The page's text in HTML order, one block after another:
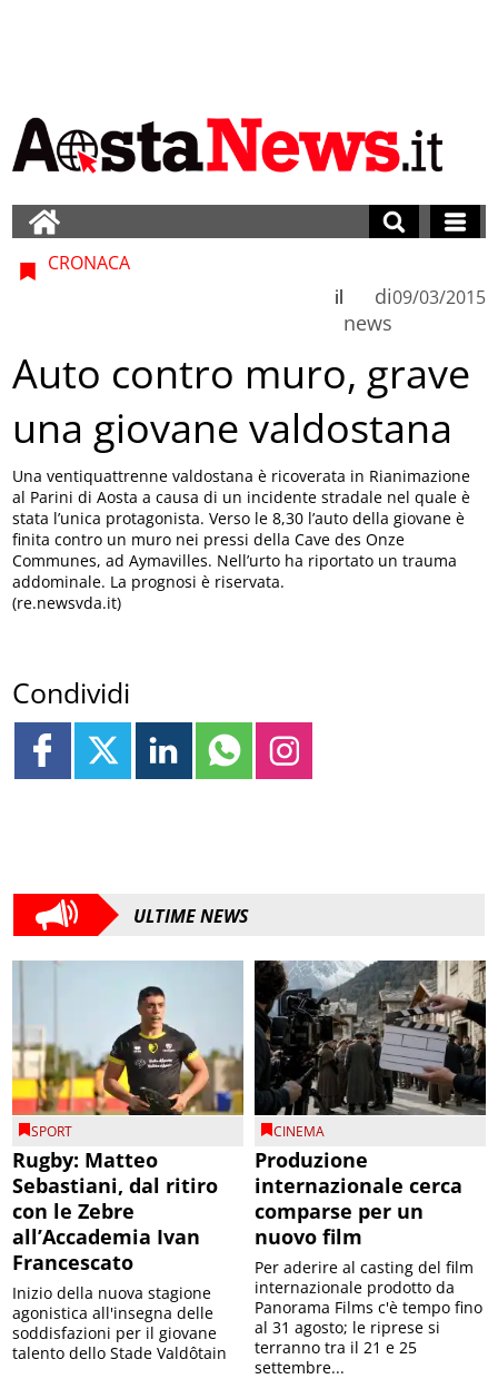
CRONACA
di
news
il 09/03/2015
Auto contro muro, grave
una giovane valdostana
Una ventiquattrenne valdostana è ricoverata in Rianimazione
al Parini di Aosta a causa di un incidente stradale nel quale è
stata l’unica protagonista. Verso le 8,30 l’auto della giovane è
finita contro un muro nei pressi della Cave des Onze
Communes, ad Aymavilles. Nell’urto ha riportato un trauma
addominale. La prognosi è riservata.
(re.newsvda.it)
Condividi
ULTIME NEWS
SPORT
Rugby: Matteo
Sebastiani, dal ritiro
con le Zebre
all’Accademia Ivan
Francescato
Inizio della nuova stagione
agonistica all'insegna delle
soddisfazioni per il giovane
talento dello Stade Valdôtain
CINEMA
Produzione
internazionale cerca
comparse per un
nuovo film
Per aderire al casting del film
internazionale prodotto da
Panorama Films c'è tempo fino
al 31 agosto; le riprese si
terranno tra il 21 e 25
settembre...